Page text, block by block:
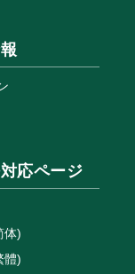
応ページ
体)
體)